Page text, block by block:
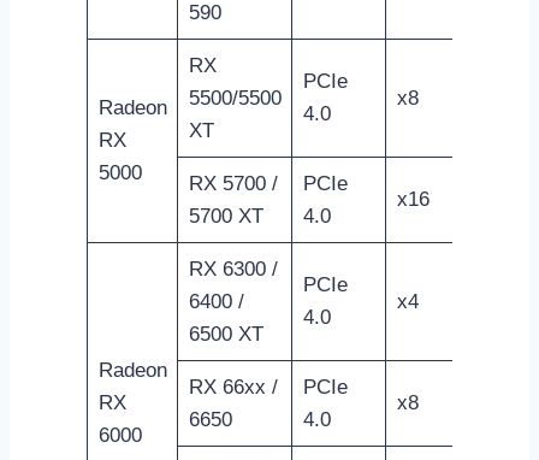
590
Radeon
RX
5000
RX
5500/5500
XT
PCIe
4.0
x8
RX 5700 /
5700 XT
PCIe
4.0
x16
Radeon
RX
6000
RX 6300 /
6400 /
6500 XT
PCIe
4.0
x4
RX 66xx /
6650
PCIe
4.0
x8